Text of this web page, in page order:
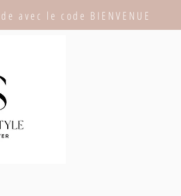
avec le code BIENVENUE